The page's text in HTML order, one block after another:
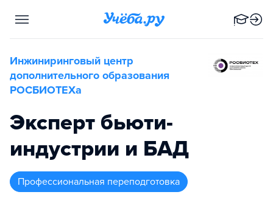
Инжиниринговый центр
дополнительного образования
РОСБИОТЕХа
Эксперт бьюти-
индустрии и БАД
профессиональная переподготовка